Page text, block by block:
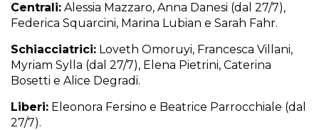
Centrali: Alessia Mazzaro, Anna Danesi (dal 27/7),
Federica Squarcini, Marina Lubian e Sarah Fahr.
Schiacciatrici: Loveth Omoruyi, Francesca Villani,
Myriam Sylla (dal 27/7), Elena Pietrini, Caterina
Bosetti e Alice Degradi.
Liberi: Eleonora Fersino e Beatrice Parrocchiale (dal
27/7).